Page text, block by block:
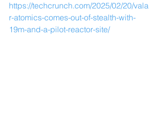
https://techcrunch.com/2025/02/20/vala
r-atomics-comes-out-of-stealth-with-
19m-and-a-pilot-reactor-site/